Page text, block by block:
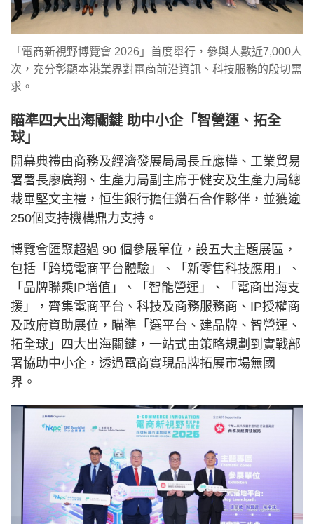
「電商新視野博覽會 2026」首度舉行，參與人數近7,000人
次，充分彰顯本港業界對電商前沿資訊、科技服務的殷切需
求。
瞄準四大出海關鍵 助中小企「智營運、拓全
球」
開幕典禮由商務及經濟發展局局長丘應樺、工業貿易
署署長廖廣翔、生產力局副主席于健安及生產力局總
裁畢堅文主禮，恒生銀行擔任鑽石合作夥伴，並獲逾
250個支持機構鼎力支持。
博覽會匯聚超過 90 個參展單位，設五大主題展區，
包括「跨境電商平台體驗」、「新零售科技應用」、
「品牌聯乘IP增值」、「智能營運」、「電商出海支
援」，齊集電商平台、科技及商務服務商、IP授權商
及政府資助展位，瞄準「選平台、建品牌、智營運、
拓全球」四大出海關鍵，一站式由策略規劃到實戰部
署協助中小企，透過電商實現品牌拓展市場無國
界。